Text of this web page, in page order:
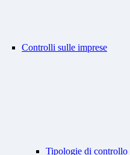
Controlli sulle imprese
Tipologie di controllo